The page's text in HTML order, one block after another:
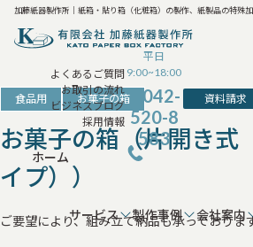
加藤紙器製作所｜紙箱・貼り箱（化粧箱）の製作、紙製品の特殊
よくあるご質問
お取引の流れ
ビジネスブログ
採用情報
平日
9:00~18:00
042-
520-8
583
資料請求
ホーム
サービス 製作事例 会社案内
食品用 お菓子の箱
お菓子の箱（片開き式
イプ））
ご要望により、組み立て納品も承っております